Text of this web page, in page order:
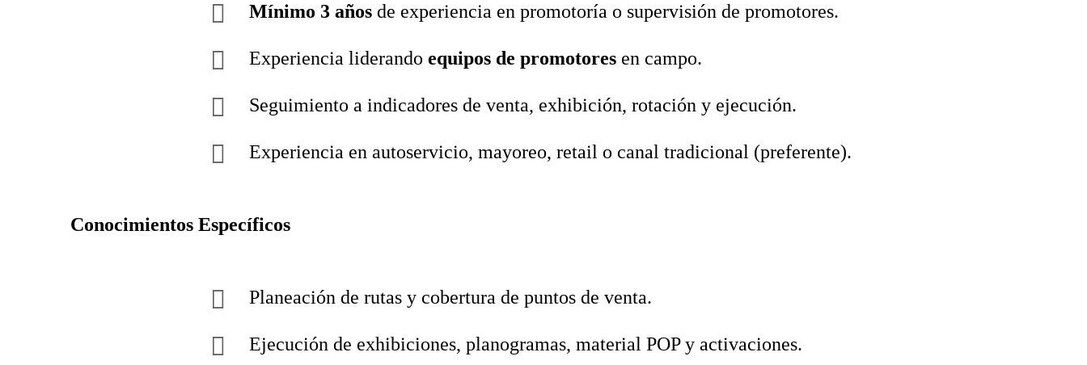
Mínimo 3 años de experiencia en promotoría o supervisión de promotores.
Experiencia liderando equipos de promotores en campo.
Seguimiento a indicadores de venta, exhibición, rotación y ejecución.
Experiencia en autoservicio, mayoreo, retail o canal tradicional (preferente).
Conocimientos Específicos
Planeación de rutas y cobertura de puntos de venta.
Ejecución de exhibiciones, planogramas, material POP y activaciones.